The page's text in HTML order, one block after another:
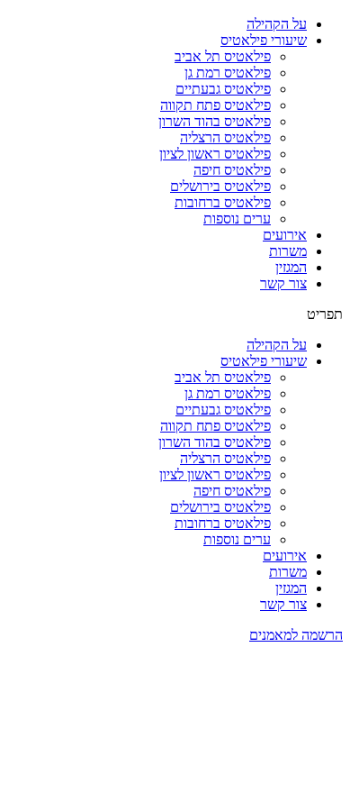
על הקהילה
שיעורי פילאטיס
פילאטיס תל אביב
פילאטיס רמת גן
פילאטיס גבעתיים
פילאטיס פתח תקווה
פילאטיס בהוד השרון
פילאטיס הרצליה
פילאטיס ראשון לציון
פילאטיס חיפה
פילאטיס בירושלים
פילאטיס ברחובות
ערים נוספות
אירועים
משרות
המגזין
צור קשר
תפריט
על הקהילה
שיעורי פילאטיס
פילאטיס תל אביב
פילאטיס רמת גן
פילאטיס גבעתיים
פילאטיס פתח תקווה
פילאטיס בהוד השרון
פילאטיס הרצליה
פילאטיס ראשון לציון
פילאטיס חיפה
פילאטיס בירושלים
פילאטיס ברחובות
ערים נוספות
אירועים
משרות
המגזין
צור קשר
הרשמה למאמנים